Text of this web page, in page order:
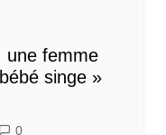
une femme
singe »
0